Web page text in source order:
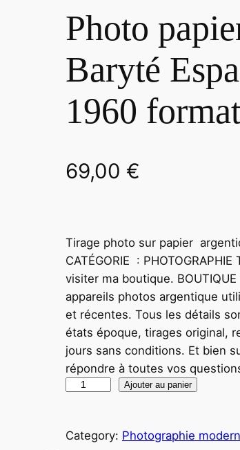
Photo
Baryté
1960
69,00 €
Tirage photo sur papier
CATÉGORIE :
visiter ma boutique.
appareils photos argentique
et récentes. Tous les détails
états époque, tirages original,
jours sans conditions. Et bien
répondre à toutes vos
n
Ajouter au panier
Category: Photographie